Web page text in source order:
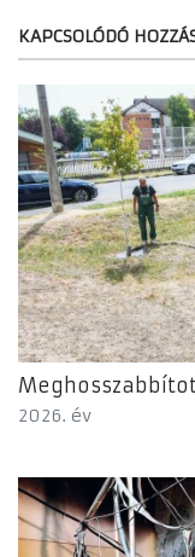
KAPCSOLÓDÓ
2026. év